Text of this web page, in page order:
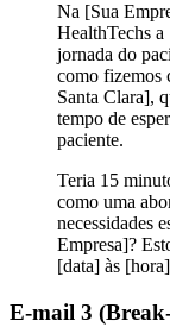
Na [Sua
HealthTechs
jornada do
como fizemos
Santa Clara],
tempo de
paciente.
Teria 15
como uma
necessidades
Empresa]?
[data] às
E-mail 3